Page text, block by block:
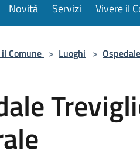
Novità Servizi Vivere il
Comune > Luoghi > Ospedale